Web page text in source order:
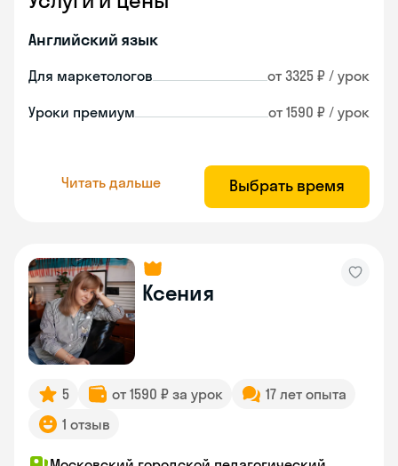
Английский язык
Для маркетологов от 3325 ₽ / урок
Уроки премиум от 1590 ₽ / урок
Читать дальше Выбрать время
Ксения
5 от 1590 ₽ за урок
17 лет опыта
1 отзыв